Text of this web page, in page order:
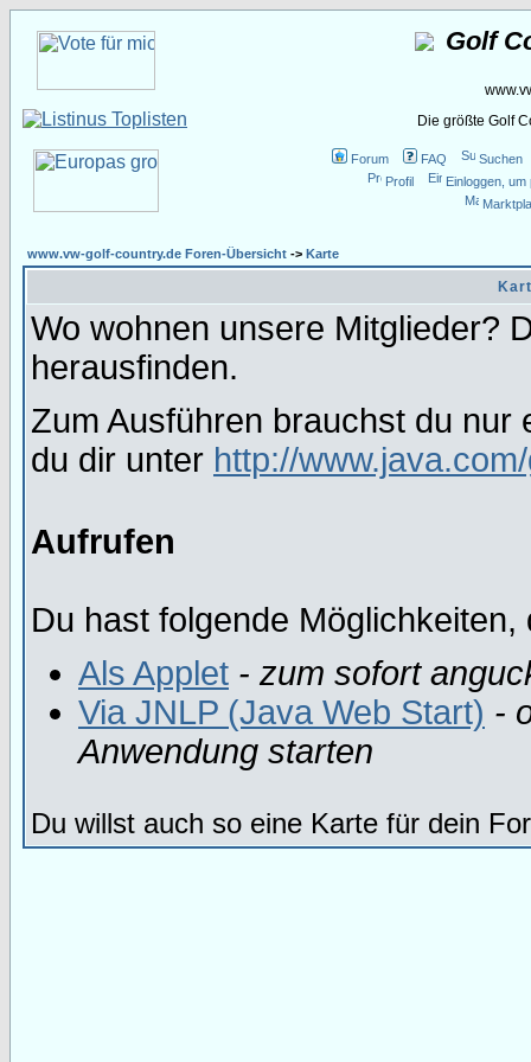
Golf
Die größte Golf
Forum FAQ
Suchen
Profil
Einloggen,
www.vw-golf-country.de Foren-Übersicht -> Karte
Wo wohnen unsere Mitglieder?
herausfinden.
Zum Ausführen brauchst du nur
du dir unter http://
Aufrufen
Du hast folgende
Als Applet - zum sofort
Via JNLP (Java Web Start) -
Anwendung starten
Du willst auch so eine Karte für dein